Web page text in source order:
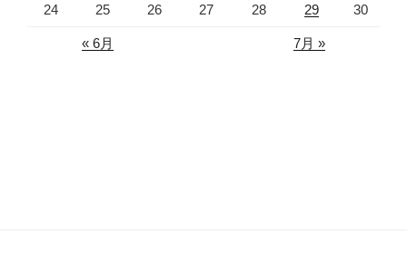
24 25 26 27 28 29 30
« 6月 7月 »